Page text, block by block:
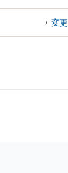
変更